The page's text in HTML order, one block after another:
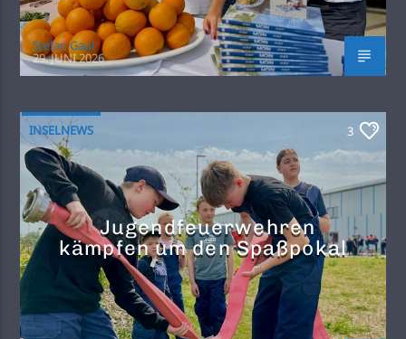
Stefan Gaul
29. JUNI 2026
INSELNEWS 3
Jugendfeuerwehren
kämpfen um den Spaßpokal